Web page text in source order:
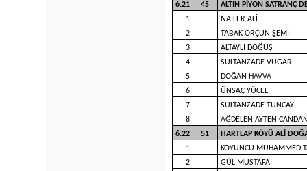
6.21
45
ALTIN PİYON SATRANÇ
1
NAİLER ALİ
2
TABAK ORÇUN ŞEMİ
3
ALTAYLI DOĞUŞ
4
SULTANZADE VUGAR
5
DOĞAN HAVVA
6
ÜNSAÇ YÜCEL
7
SULTANZADE TUNCAY
8
AĞDELEN AYTEN
6.22
51
HARTLAP KÖYÜ ALİ
1
KOYUNCU MUHAMMED
2
GÜL MUSTAFA